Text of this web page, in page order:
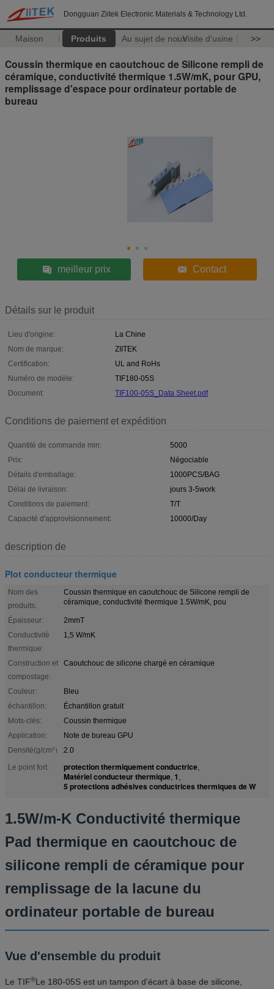
Dongguan Ziitek Electronic Materials & Technology Ltd.
Maison Produits Au sujet de nousVisite d'usine >>
Coussin thermique en caoutchouc de Silicone rempli de
céramique, conductivité thermique 1.5W/mK, pour GPU,
remplissage d'espace pour ordinateur portable de
bureau
meilleur prix Contact
Détails sur le produit
Lieu d'origine:
La Chine
Nom de marque:
ZIITEK
Certification:
UL and RoHs
Numéro de modèle:
TIF180-05S
Document:
TIF100-05S_Data Sheet.pdf
Conditions de paiement et expédition
Quantité de commande min:
5000
Prix:
Négociable
Détails d'emballage:
1000PCS/BAG
Délai de livraison:
jours 3-5work
Conditions de paiement:
T/T
Capacité d'approvisionnement:
10000/Day
description de
Plot conducteur thermique
Nom des
produits:
Coussin thermique en caoutchouc de Silicone rempli de
céramique, conductivité thermique 1.5W/mK, pou
Épaisseur:
2mmT
Conductivité
thermique:
1,5 W/mK
Construction et
compostage:
Caoutchouc de silicone chargé en céramique
Couleur:
Bleu
échantillon:
Échantillon gratuit
Mots-clés:
Coussin thermique
Application:
Note de bureau GPU
Densité(g/cm³）:2.0
Le point fort:
protection thermiquement conductrice,
Matériel conducteur thermique, 1 ,
5 protections adhésives conductrices thermiques de W
1.5W/m-K Conductivité thermique
Pad thermique en caoutchouc de
silicone rempli de céramique pour
remplissage de la lacune du
ordinateur portable de bureau
Vue d'ensemble du produit
Le TIF®Le 180-05S est un tampon d'écart à base de silicone,